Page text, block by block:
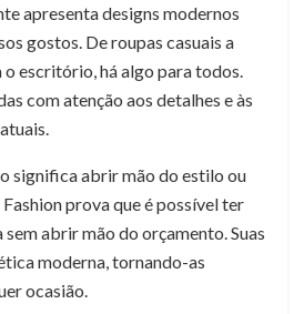
apresenta designs modernos
gostos. De roupas casuais a
escritório, há algo para todos.
com atenção aos detalhes e às
significa abrir mão do estilo ou
prova que é possível ter
abrir mão do orçamento. Suas
moderna, tornando-as
ocasião.